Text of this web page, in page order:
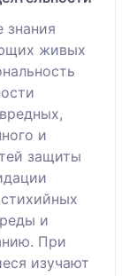
живых
и
защиты
и
При
изучают